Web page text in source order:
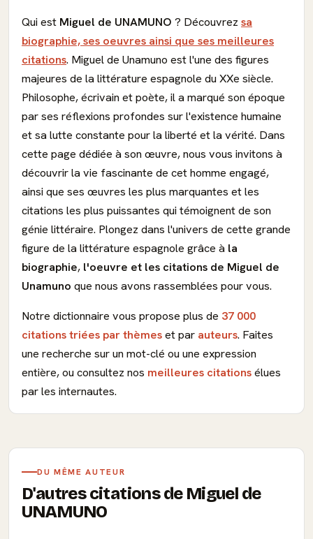
Qui est Miguel de UNAMUNO ? Découvrez sa
biographie, ses oeuvres ainsi que ses meilleures
citations. Miguel de Unamuno est l'une des figures
majeures de la littérature espagnole du XXe siècle.
Philosophe, écrivain et poète, il a marqué son époque
par ses réflexions profondes sur l'existence humaine
et sa lutte constante pour la liberté et la vérité. Dans
cette page dédiée à son œuvre, nous vous invitons à
découvrir la vie fascinante de cet homme engagé,
ainsi que ses œuvres les plus marquantes et les
citations les plus puissantes qui témoignent de son
génie littéraire. Plongez dans l'univers de cette grande
figure de la littérature espagnole grâce à la
biographie, l'oeuvre et les citations de Miguel de
Unamuno que nous avons rassemblées pour vous.
Notre dictionnaire vous propose plus de 37 000
citations triées par thèmeset par auteurs. Faites
une recherche sur un mot-clé ou une expression
entière, ou consultez nos meilleures citationsélues
par les internautes.
DU MÊME AUTEUR
D'autres citations de Miguel de
UNAMUNO